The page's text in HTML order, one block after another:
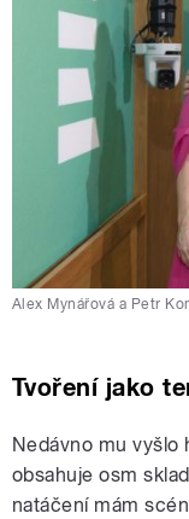
Alex Mynářová a Petr
Tvoření jako
Nedávno mu vyšlo
obsahuje osm
natáčení mám